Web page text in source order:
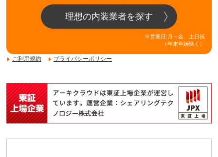
理想の内装業者を探す
※営業日:月～金、土日祝
（年末年始除く）
ご利用規約 プライバシーポリシー